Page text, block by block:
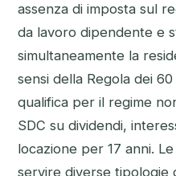
assenza di imposta sul
da lavoro dipendente e
simultaneamente la
sensi della Regola dei
qualifica per il regime
SDC su dividendi,
locazione per 17 anni.
servire diverse tipologie